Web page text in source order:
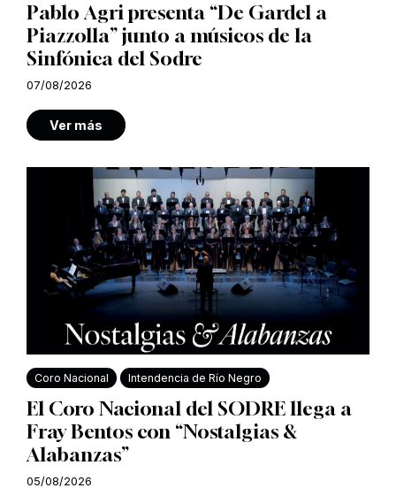
Pablo Agri presenta “De Gardel a
Piazzolla” junto a músicos de la
Sinfónica del Sodre
07/08/2026
Ver más
Coro Nacional Intendencia de Río Negro
El Coro Nacional del SODRE llega a
Fray Bentos con “Nostalgias &
Alabanzas”
05/08/2026